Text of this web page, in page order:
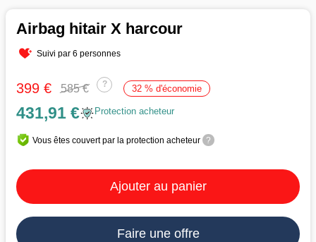
Airbag hitair X harcour
Suivi par 6 personnes
399 € 585 € ? 32 % d'économie
431,91 € Protection acheteur
Vous êtes couvert par la protection acheteur ?
Ajouter au panier
Faire une offre